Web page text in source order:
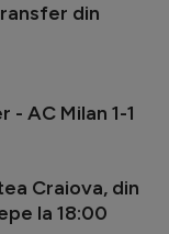
din
- AC Milan 1-1
Craiova, din
la 18:00